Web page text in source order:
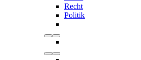
Recht
Politik